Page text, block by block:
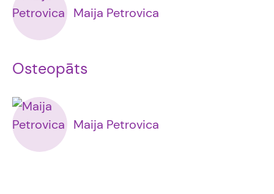
Maija Petrovica
Osteopāts
Maija Petrovica